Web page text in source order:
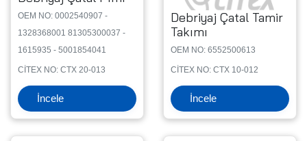
OEM NO: 0002540907 -
1328368001 81305300037 -
1615935 - 5001854041
CİTEX NO: CTX 20-013
İncele
Debriyaj Çatal Tamir
Takımı
OEM NO: 6552500613
CİTEX NO: CTX 10-012
İncele